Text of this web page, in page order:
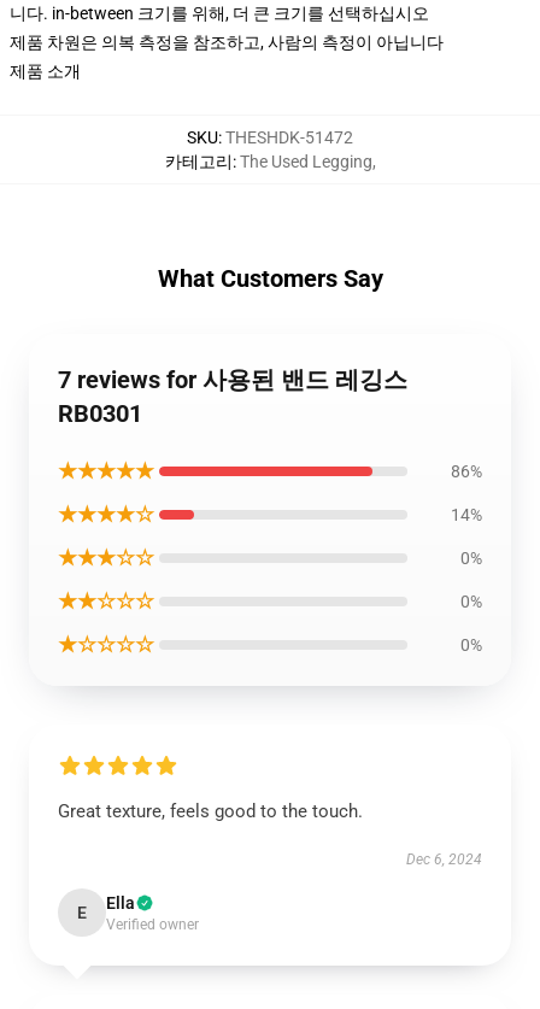
니다. in-between 크기를 위해, 더 큰 크기를 선택하십시오
제품 차원은 의복 측정을 참조하고, 사람의 측정이 아닙니다
제품 소개
SKU:THESHDK-51472
카테고리:The Used Legging,
What Customers Say
7 reviews for 사용된 밴드 레깅스
RB0301
★★★★★ 86%
★★★★☆ 14%
★★★☆☆ 0%
★★☆☆☆ 0%
★☆☆☆☆ 0%
Great texture, feels good to the touch.
Dec 6, 2024
E Ella
Verified owner